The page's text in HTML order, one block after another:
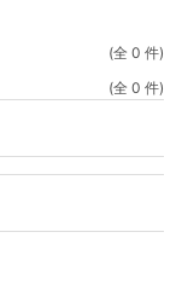
(全 0 件)
(全 0 件)